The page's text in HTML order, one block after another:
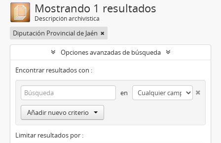
Mostrando 1 resultados
Descripción archivística
Diputación Provincial de Jaén
Opciones avanzadas de búsqueda
Encontrar resultados con :
en
Añadir nuevo criterio
Limitar resultados por :